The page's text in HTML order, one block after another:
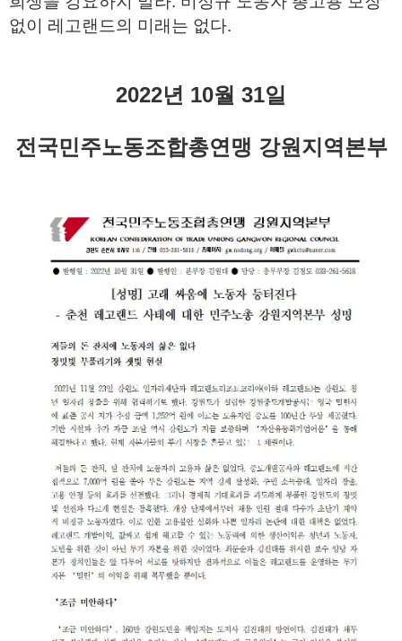
없이 레고랜드의 미래는 없다.
2022년 10월 31일
전국민주노동조합총연맹 강원지역본부